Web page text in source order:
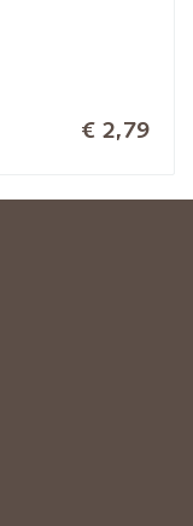
€ 2,79